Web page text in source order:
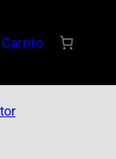
Carrito